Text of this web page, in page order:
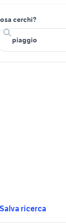
cerchi?
Salva ricerca